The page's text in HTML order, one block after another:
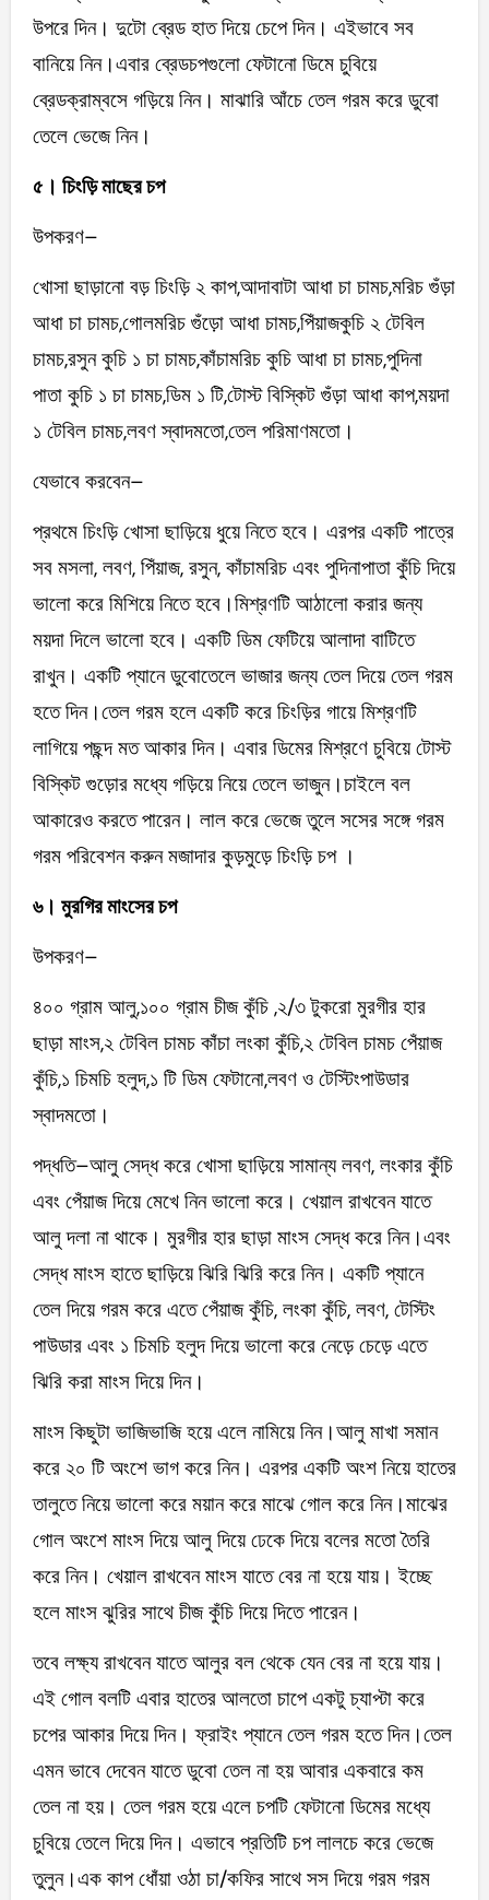
উপরে দিন। দুটো ব্রেড হাত দিয়ে চেপে দিন। এইভাবে সব
বানিয়ে নিন।এবার ব্রেডচপগুলো ফেটানো ডিমে চুবিয়ে
ব্রেডক্রাম্বসে গড়িয়ে নিন। মাঝারি আঁচে তেল গরম করে ডুবো
তেলে ভেজে নিন।
৫। চিংড়ি মাছের চপ
উপকরণ–
খোসা ছাড়ানো বড় চিংড়ি ২ কাপ,আদাবাটা আধা চা চামচ,মরিচ গুঁড়া
আধা চা চামচ,গোলমরিচ গুঁড়ো আধা চামচ,পিঁয়াজকুচি ২ টেবিল
চামচ,রসুন কুচি ১ চা চামচ,কাঁচামরিচ কুচি আধা চা চামচ,পুদিনা
পাতা কুচি ১ চা চামচ,ডিম ১ টি,টোস্ট বিস্কিট গুঁড়া আধা কাপ,ময়দা
১ টেবিল চামচ,লবণ স্বাদমতো,তেল পরিমাণমতো।
যেভাবে করবেন–
প্রথমে চিংড়ি খোসা ছাড়িয়ে ধুয়ে নিতে হবে। এরপর একটি পাত্রে
সব মসলা, লবণ, পিঁয়াজ, রসুন, কাঁচামরিচ এবং পুদিনাপাতা কুঁচি দিয়ে
ভালো করে মিশিয়ে নিতে হবে।মিশ্রণটি আঠালো করার জন্য
ময়দা দিলে ভালো হবে। একটি ডিম ফেটিয়ে আলাদা বাটিতে
রাখুন। একটি প্যানে ডুবোতেলে ভাজার জন্য তেল দিয়ে তেল গরম
হতে দিন।তেল গরম হলে একটি করে চিংড়ির গায়ে মিশ্রণটি
লাগিয়ে পছন্দ মত আকার দিন। এবার ডিমের মিশ্রণে চুবিয়ে টোস্ট
বিস্কিট গুড়োর মধ্যে গড়িয়ে নিয়ে তেলে ভাজুন।চাইলে বল
আকারেও করতে পারেন। লাল করে ভেজে তুলে সসের সঙ্গে গরম
গরম পরিবেশন করুন মজাদার কুড়মুড়ে চিংড়ি চপ ।
৬। মুরগির মাংসের চপ
উপকরণ–
৪০০ গ্রাম আলু,১০০ গ্রাম চীজ কুঁচি ,২/৩ টুকরো মুরগীর হার
ছাড়া মাংস,২ টেবিল চামচ কাঁচা লংকা কুঁচি,২ টেবিল চামচ পেঁয়াজ
কুঁচি,১ চিমচি হলুদ,১ টি ডিম ফেটানো,লবণ ও টেস্টিংপাউডার
স্বাদমতো।
পদ্ধতি–আলু সেদ্ধ করে খোসা ছাড়িয়ে সামান্য লবণ, লংকার কুঁচি
এবং পেঁয়াজ দিয়ে মেখে নিন ভালো করে। খেয়াল রাখবেন যাতে
আলু দলা না থাকে। মুরগীর হার ছাড়া মাংস সেদ্ধ করে নিন।এবং
সেদ্ধ মাংস হাতে ছাড়িয়ে ঝিরি ঝিরি করে নিন। একটি প্যানে
তেল দিয়ে গরম করে এতে পেঁয়াজ কুঁচি, লংকা কুঁচি, লবণ, টেস্টিং
পাউডার এবং ১ চিমচি হলুদ দিয়ে ভালো করে নেড়ে চেড়ে এতে
ঝিরি করা মাংস দিয়ে দিন।
মাংস কিছুটা ভাজিভাজি হয়ে এলে নামিয়ে নিন।আলু মাখা সমান
করে ২০ টি অংশে ভাগ করে নিন। এরপর একটি অংশ নিয়ে হাতের
তালুতে নিয়ে ভালো করে ময়ান করে মাঝে গোল করে নিন।মাঝের
গোল অংশে মাংস দিয়ে আলু দিয়ে ঢেকে দিয়ে বলের মতো তৈরি
করে নিন। খেয়াল রাখবেন মাংস যাতে বের না হয়ে যায়। ইচ্ছে
হলে মাংস ঝুরির সাথে চীজ কুঁচি দিয়ে দিতে পারেন।
তবে লক্ষ্য রাখবেন যাতে আলুর বল থেকে যেন বের না হয়ে যায়।
এই গোল বলটি এবার হাতের আলতো চাপে একটু চ্যাপ্টা করে
চপের আকার দিয়ে দিন। ফ্রাইং প্যানে তেল গরম হতে দিন।তেল
এমন ভাবে দেবেন যাতে ডুবো তেল না হয় আবার একবারে কম
তেল না হয়। তেল গরম হয়ে এলে চপটি ফেটানো ডিমের মধ্যে
চুবিয়ে তেলে দিয়ে দিন। এভাবে প্রতিটি চপ লালচে করে ভেজে
তুলুন।এক কাপ ধোঁয়া ওঠা চা/কফির সাথে সস দিয়ে গরম গরম